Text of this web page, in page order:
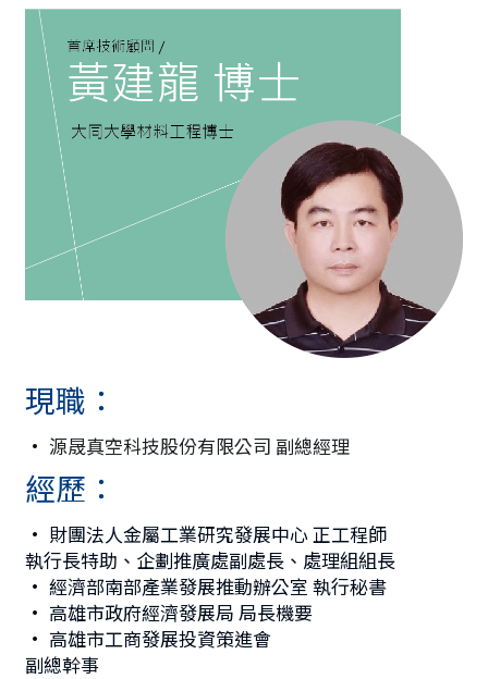
現職：
• 源晟真空科技股份有限公司 副總經理
經歷：
• 財團法人金屬工業研究發展中心 正工程師
執行長特助、企劃推廣處副處長、處理組組長
• 經濟部南部產業發展推動辦公室 執行秘書
• 高雄市政府經濟發展局 局長機要
• 高雄市工商發展投資策進會
副總幹事